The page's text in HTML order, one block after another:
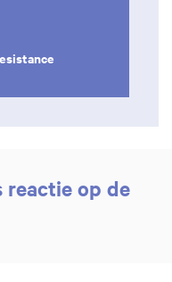
reactie op de